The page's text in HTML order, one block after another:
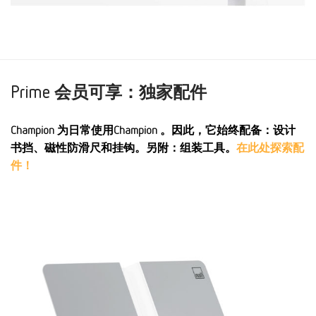
Prime 会员可享：独家配件
Champion 为日常使用Champion 。因此，它始终配备：设计
书挡、磁性防滑尺和挂钩。另附：组装工具。 在此处探索配
件！